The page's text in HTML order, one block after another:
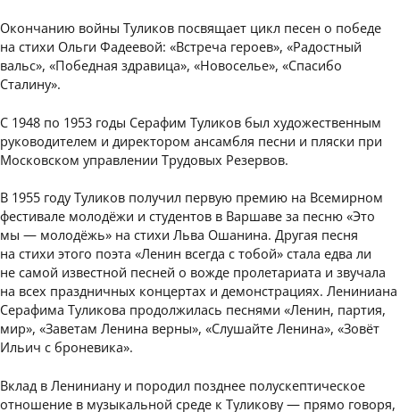
Окончанию войны Туликов посвящает цикл песен о победе
на стихи Ольги Фадеевой: «Встреча героев», «Радостный
вальс», «Победная здравица», «Новоселье», «Спасибо
Сталину».
С 1948 по 1953 годы Серафим Туликов был художественным
руководителем и директором ансамбля песни и пляски при
Московском управлении Трудовых Резервов.
В 1955 году Туликов получил первую премию на Всемирном
фестивале молодёжи и студентов в Варшаве за песню «Это
мы — молодёжь» на стихи Льва Ошанина. Другая песня
на стихи этого поэта «Ленин всегда с тобой» стала едва ли
не самой известной песней о вожде пролетариата и звучала
на всех праздничных концертах и демонстрациях. Лениниана
Серафима Туликова продолжилась песнями «Ленин, партия,
мир», «Заветам Ленина верны», «Слушайте Ленина», «Зовёт
Ильич с броневика».
Вклад в Лениниану и породил позднее полускептическое
отношение в музыкальной среде к Туликову — прямо говоря,